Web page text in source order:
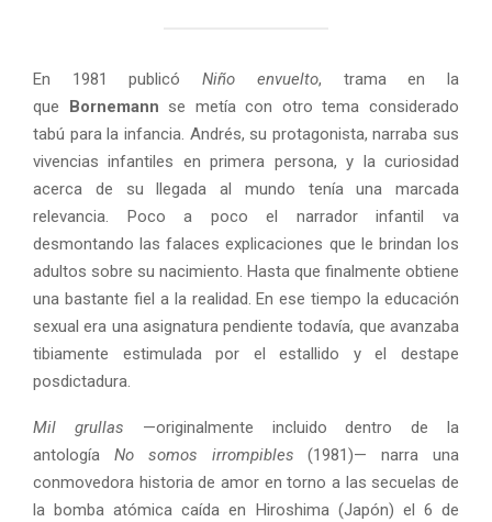
En 1981 publicóNiño envuelto, trama en la
que Bornemann se metía con otro tema considerado
tabú para la infancia. Andrés, su protagonista, narraba sus
vivencias infantiles en primera persona, y la curiosidad
acerca de su llegada al mundo tenía una marcada
relevancia. Poco a poco el narrador infantil va
desmontando las falaces explicaciones que le brindan los
adultos sobre su nacimiento. Hasta que finalmente obtiene
una bastante fiel a la realidad. En ese tiempo la educación
sexual era una asignatura pendiente todavía, que avanzaba
tibiamente estimulada por el estallido y el destape
posdictadura.
Mil grullas —originalmente incluido dentro de la
antología No somos irrompibles (1981)— narra una
conmovedora historia de amor en torno a las secuelas de
la bomba atómica caída en Hiroshima (Japón) el 6 de